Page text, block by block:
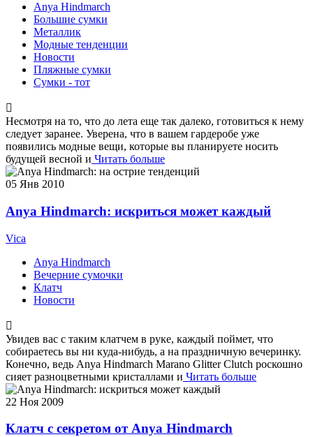
Anya Hindmarch
Большие сумки
Металлик
Модные тенденции
Новости
Пляжные сумки
Сумки - тот
Несмотря на то, что до лета еще так далеко, готовиться к нему
следует заранее. Уверена, что в вашем гардеробе уже
появились модные вещи, которые вы планируете носить
будущей весной и Читать больше
05 Янв 2010
Anya Hindmarch: искриться может каждый
Vica
Anya Hindmarch
Вечерние сумочки
Клатч
Новости
Увидев вас с таким клатчем в руке, каждый поймет, что
собираетесь вы ни куда-нибудь, а на праздничную вечеринку.
Конечно, ведь Anya Hindmarch Marano Glitter Clutch роскошно
сияет разноцветными кристаллами и Читать больше
22 Ноя 2009
Клатч с секретом от Anya Hindmarch